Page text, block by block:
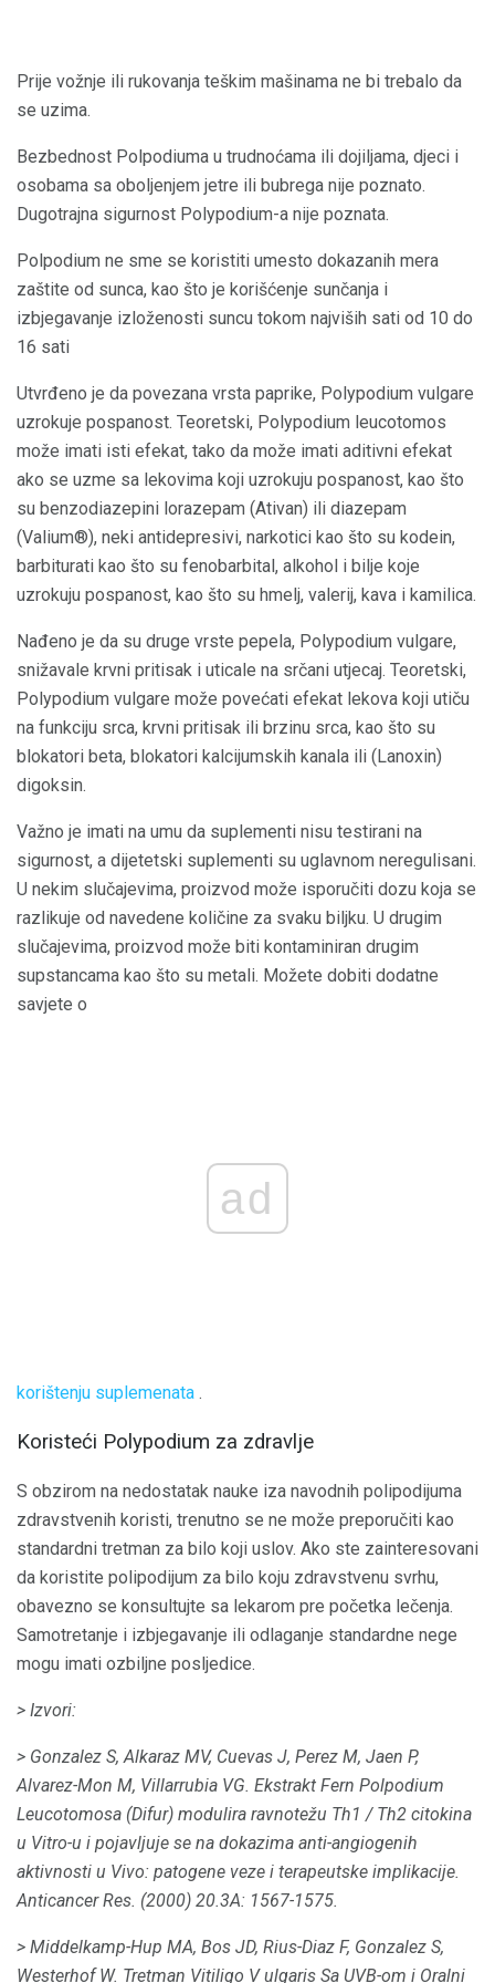
Prije vožnje ili rukovanja teškim mašinama ne bi trebalo da
se uzima.
Bezbednost Polpodiuma u trudnoćama ili dojiljama, djeci i
osobama sa oboljenjem jetre ili bubrega nije poznato.
Dugotrajna sigurnost Polypodium-a nije poznata.
Polpodium ne sme se koristiti umesto dokazanih mera
zaštite od sunca, kao što je korišćenje sunčanja i
izbjegavanje izloženosti suncu tokom najviših sati od 10 do
16 sati
Utvrđeno je da povezana vrsta paprike, Polypodium vulgare
uzrokuje pospanost. Teoretski, Polypodium leucotomos
može imati isti efekat, tako da može imati aditivni efekat
ako se uzme sa lekovima koji uzrokuju pospanost, kao što
su benzodiazepini lorazepam (Ativan) ili diazepam
(Valium®), neki antidepresivi, narkotici kao što su kodein,
barbiturati kao što su fenobarbital, alkohol i bilje koje
uzrokuju pospanost, kao što su hmelj, valerij, kava i kamilica.
Nađeno je da su druge vrste pepela, Polypodium vulgare,
snižavale krvni pritisak i uticale na srčani utjecaj. Teoretski,
Polypodium vulgare može povećati efekat lekova koji utiču
na funkciju srca, krvni pritisak ili brzinu srca, kao što su
blokatori beta, blokatori kalcijumskih kanala ili (Lanoxin)
digoksin.
Važno je imati na umu da suplementi nisu testirani na
sigurnost, a dijetetski suplementi su uglavnom neregulisani.
U nekim slučajevima, proizvod može isporučiti dozu koja se
razlikuje od navedene količine za svaku biljku. U drugim
slučajevima, proizvod može biti kontaminiran drugim
supstancama kao što su metali. Možete dobiti dodatne
savjete o
ad
korištenju suplemenata .
Koristeći Polypodium za zdravlje
S obzirom na nedostatak nauke iza navodnih polipodijuma
zdravstvenih koristi, trenutno se ne može preporučiti kao
standardni tretman za bilo koji uslov. Ako ste zainteresovani
da koristite polipodijum za bilo koju zdravstvenu svrhu,
obavezno se konsultujte sa lekarom pre početka lečenja.
Samotretanje i izbjegavanje ili odlaganje standardne nege
mogu imati ozbiljne posljedice.
> Izvori:
> Gonzalez S, Alkaraz MV, Cuevas J, Perez M, Jaen P,
Alvarez-Mon M, Villarrubia VG. Ekstrakt Fern Polpodium
Leucotomosa (Difur) modulira ravnotežu Th1 / Th2 citokina
u Vitro-u i pojavljuje se na dokazima anti-angiogenih
aktivnosti u Vivo: patogene veze i terapeutske implikacije.
Anticancer Res. (2000) 20.3A: 1567-1575.
> Middelkamp-Hup MA, Bos JD, Rius-Diaz F, Gonzalez S,
Westerhof W. Tretman Vitiligo V ulgaris Sa UVB-om i Oralni